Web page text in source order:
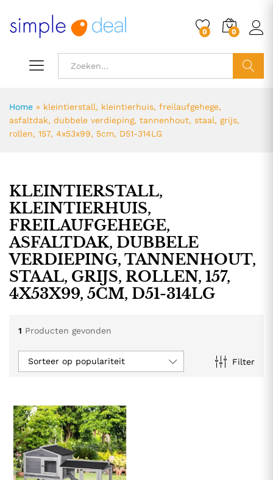
0 0
Home » kleintierstall, kleintierhuis, freilaufgehege,
asfaltdak, dubbele verdieping, tannenhout, staal, grijs,
rollen, 157, 4x53x99, 5cm, D51-314LG
KLEINTIERSTALL,
KLEINTIERHUIS,
FREILAUFGEHEGE,
ASFALTDAK, DUBBELE
VERDIEPING, TANNENHOUT,
STAAL, GRIJS, ROLLEN, 157,
4X53X99, 5CM, D51-314LG
1 Producten gevonden
Filter
Sorteer op populariteit